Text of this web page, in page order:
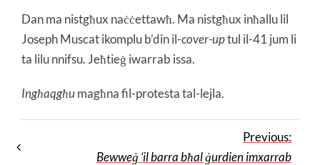
Dan ma nistgħux naċċettawħ. Ma nistgħux inħallu lil
Joseph Muscat ikomplu b’din il-cover-uptul il-41 jum li
ta lilu nnifsu. Jeħtieġ iwarrab issa.
Ingħaqgħumagħna fil-protesta tal-lejla.
Previous:
Bewweġ ‘il barra bħal ġurdien imxarrab